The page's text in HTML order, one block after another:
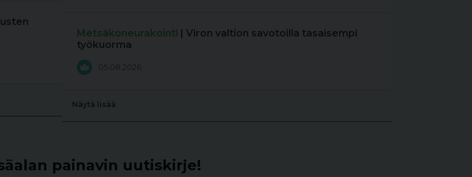
Metsäkoneurakointi | Viron valtion savotoilla tasaisempi
työkuorma
05.08.2026
Näytä lisää
painavin uutiskirje!